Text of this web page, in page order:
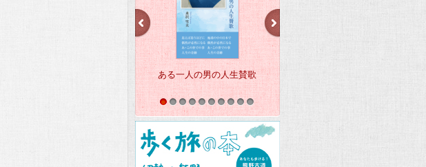
ある一人の男の人生賛歌
1 2 6 7 10